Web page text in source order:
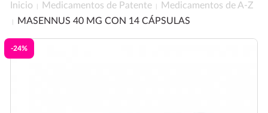
Inicio Medicamentos de Patente
Medicamentos de A-Z
MASENNUS 40 MG CON 14 CÁPSULAS
-24%